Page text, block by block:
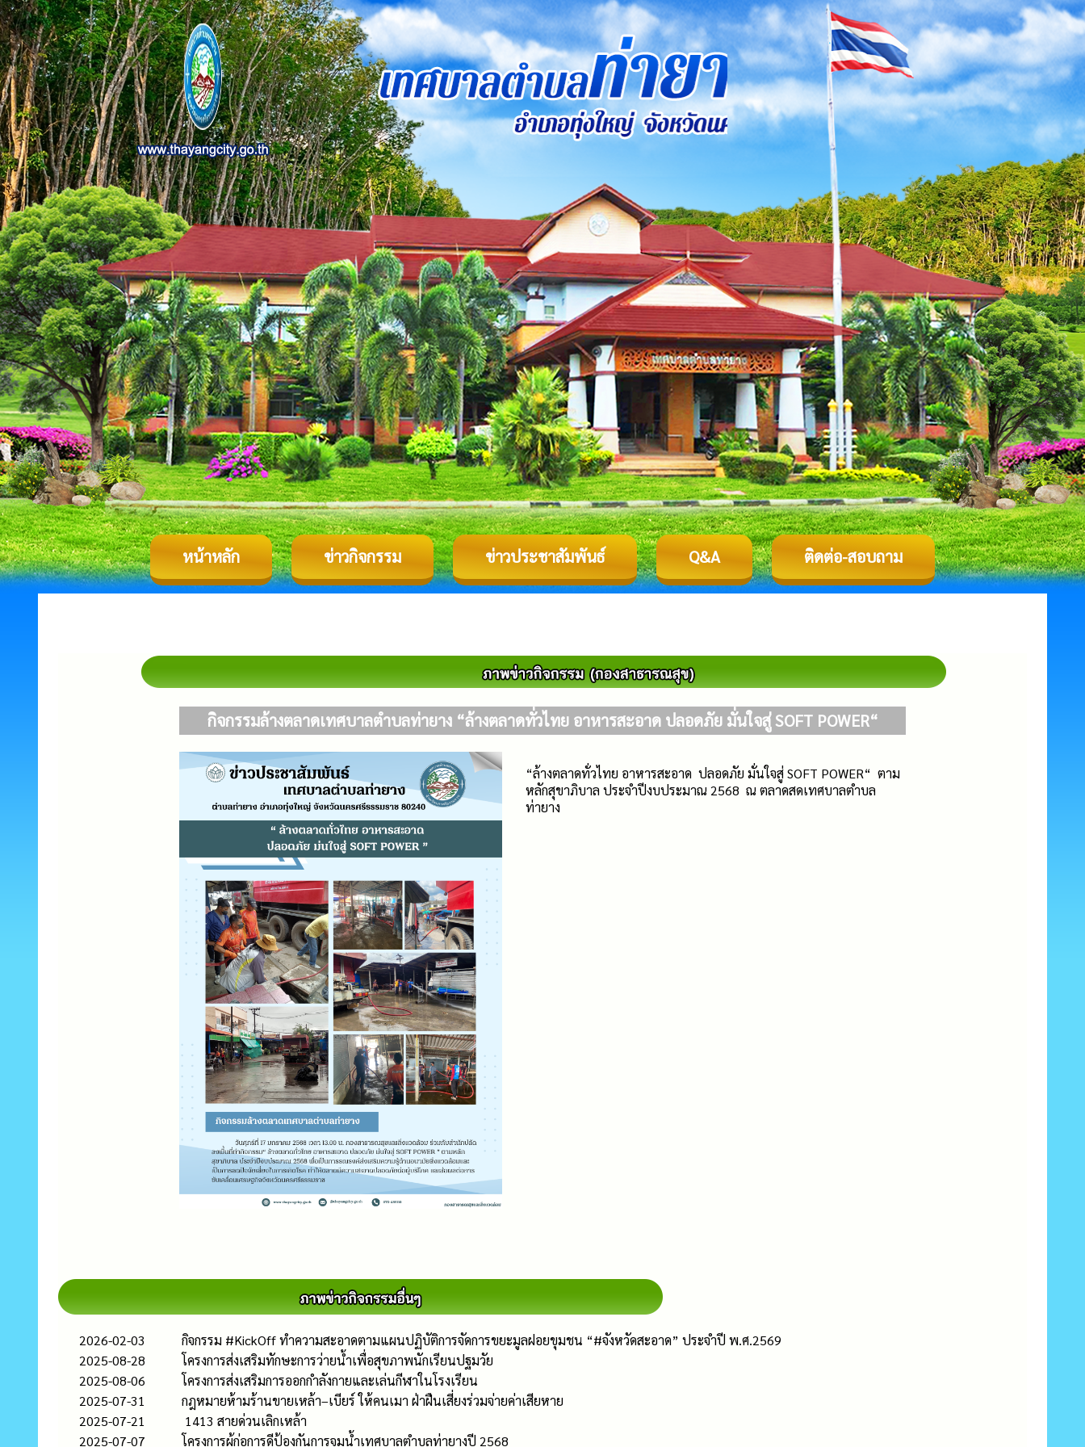
หน้าหลัก ข่าวกิจกรรม ข่าวประชาสัมพันธ์ Q&A ติดต่อ-สอบถาม
กิจกรรมล้างตลาดเทศบาลตำบลท่ายาง “ล้างตลาดทั่วไทย อาหารสะอาด ปลอดภัย มั่นใจสู่ SOFT POWER“
“ล้างตลาดทั่วไทย อาหารสะอาด ปลอดภัย มั่นใจสู่ SOFT POWER“ ตาม
หลักสุขาภิบาล ประจำปีงบประมาณ 2568 ณ ตลาดสดเทศบาลตำบล
ท่ายาง
2026-02-03
กิจกรรม #KickOff ทำความสะอาดตามแผนปฏิบัติการจัดการขยะมูลฝอยขุมชน “#จังหวัดสะอาด” ประจำปี พ.ศ.2569
2025-08-28
โครงการส่งเสริมทักษะการว่ายน้ำเพื่อสุขภาพนักเรียนปฐมวัย
2025-08-06
โครงการส่งเสริมการออกกำลังกายและเล่นกีฬาในโรงเรียน
2025-07-31
กฎหมายห้ามร้านขายเหล้า–เบียร์ ให้คนเมา ฝ่าฝืนเสี่ยงร่วมจ่ายค่าเสียหาย
2025-07-21
1413 สายด่วนเลิกเหล้า
2025-07-07
โครงการผู้ก่อการดีป้องกันการจมน้ำเทศบาลตำบลท่ายางปี 2568